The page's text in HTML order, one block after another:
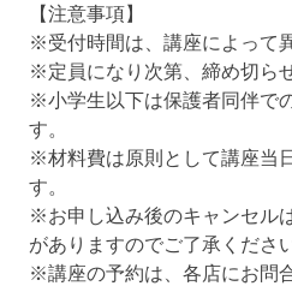
【注意事項】
※受付時間は、講座によって
※定員になり次第、締め切ら
※小学生以下は保護者同伴で
す。
※材料費は原則として講座当
す。
※お申し込み後のキャンセル
がありますのでご了承ください
※講座の予約は、各店にお問